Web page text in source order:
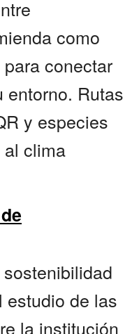
como
conectar
entorno. Rutas
y especies
clima
estudio de las
la institución